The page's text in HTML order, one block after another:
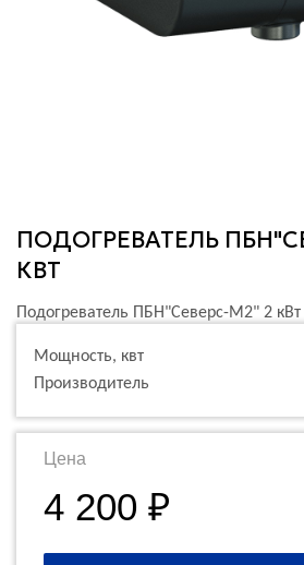
ПОДОГРЕВАТЕЛЬ
КВТ
Подогреватель ПБН"Северс-М2" 2 кВт
Мощность, квт
Производитель
Цена
4 200 ₽